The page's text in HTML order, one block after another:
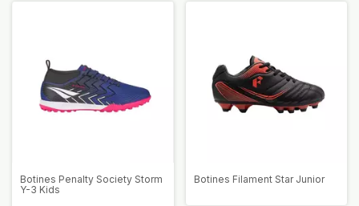
Botines Penalty Society Storm
Y-3 Kids
Botines Filament Star Junior